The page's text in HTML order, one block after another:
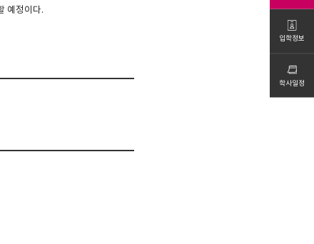
입학정보
학사일정
예정이다.